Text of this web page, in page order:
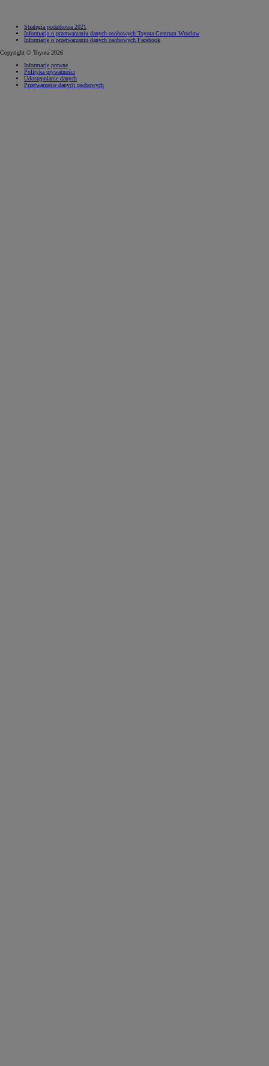
Strategia podatkowa 2021
Informacja o przetwarzaniu danych osobowych Toyota Centrum Wrocław
Informacje o przetwarzaniu danych osobowych Facebook
Copyright © Toyota 2026
Informacje prawne
Polityka prywatności
Udostępnianie danych
Przetwarzanie danych osobowych